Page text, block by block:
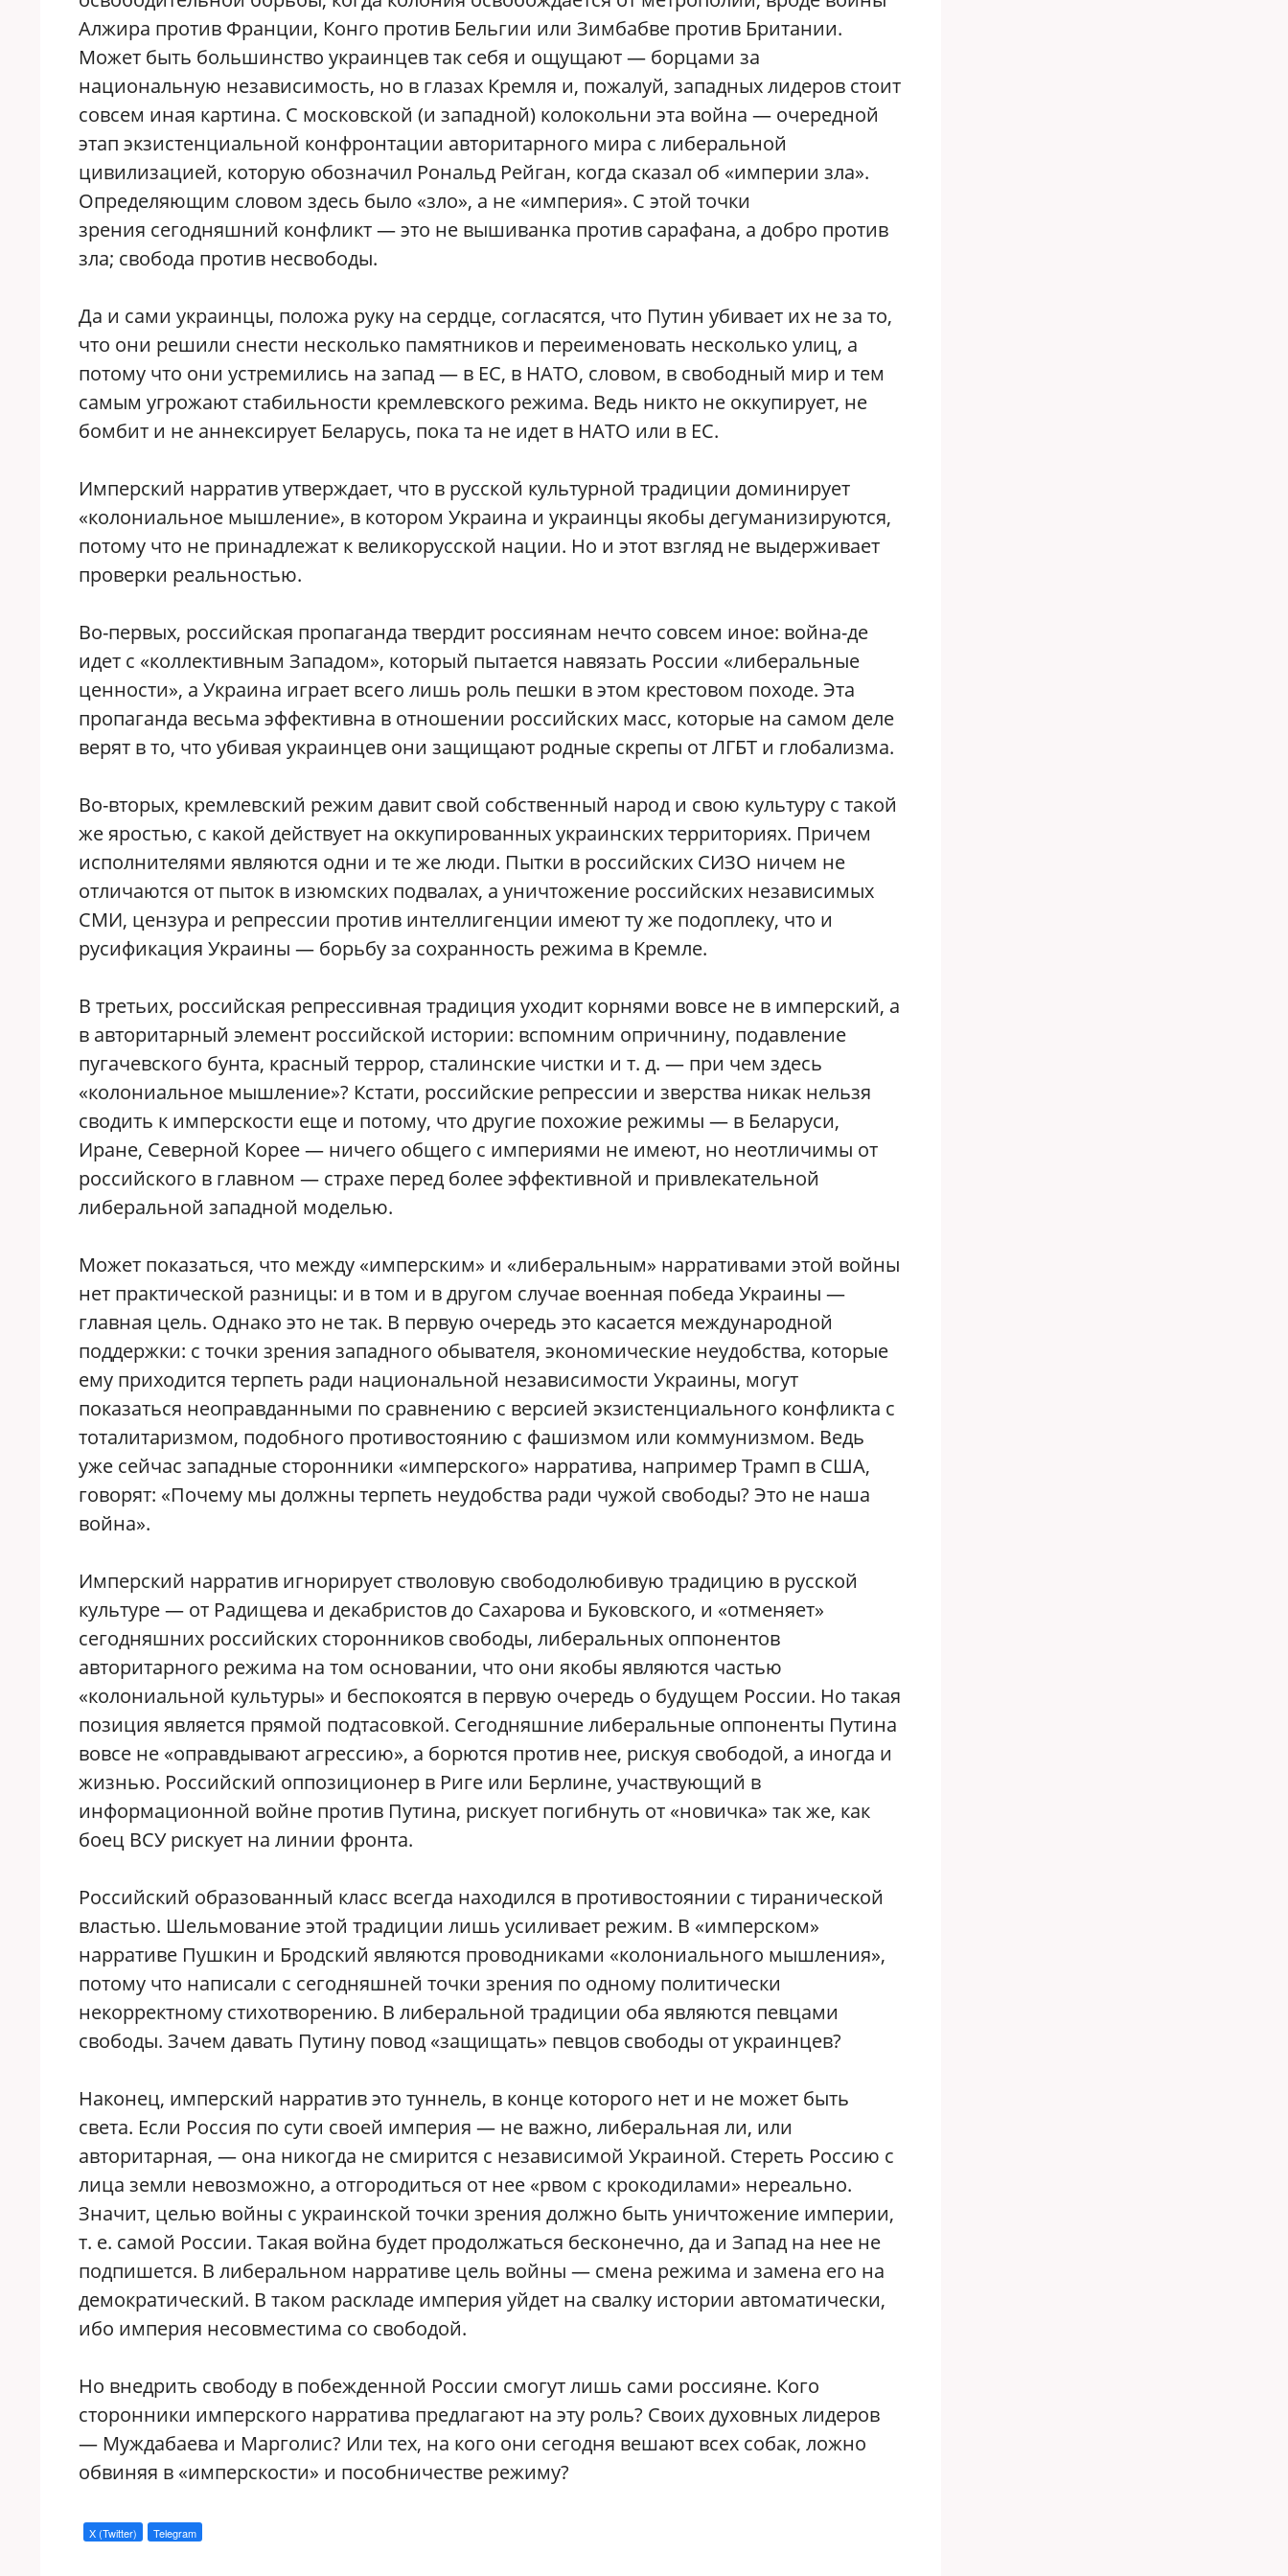
Алжира против Франции, Конго против Бельгии или Зимбабве против Британии.
Может быть большинство украинцев так себя и ощущают — борцами за
национальную независимость, но в глазах Кремля и, пожалуй, западных лидеров стоит
совсем иная картина. С московской (и западной) колокольни эта война — очередной
этап экзистенциальной конфронтации авторитарного мира с либеральной
цивилизацией, которую обозначил Рональд Рейган, когда сказал об «империи зла».
Определяющим словом здесь было «зло», а не «империя». С этой точки
зрения сегодняшний конфликт — это не вышиванка против сарафана, а добро против
зла; свобода против несвободы.
Да и сами украинцы, положа руку на сердце, согласятся, что Путин убивает их не за то,
что они решили снести несколько памятников и переименовать несколько улиц, а
потому что они устремились на запад — в ЕС, в НАТО, словом, в свободный мир и тем
самым угрожают стабильности кремлевского режима. Ведь никто не оккупирует, не
бомбит и не аннексирует Беларусь, пока та не идет в НАТО или в ЕС.
Имперский нарратив утверждает, что в русской культурной традиции доминирует
«колониальное мышление», в котором Украина и украинцы якобы дегуманизируются,
потому что не принадлежат к великорусской нации. Но и этот взгляд не выдерживает
проверки реальностью.
Во-первых, российская пропаганда твердит россиянам нечто совсем иное: война-де
идет с «коллективным Западом», который пытается навязать России «либеральные
ценности», а Украина играет всего лишь роль пешки в этом крестовом походе. Эта
пропаганда весьма эффективна в отношении российских масс, которые на самом деле
верят в то, что убивая украинцев они защищают родные скрепы от ЛГБТ и глобализма.
Во-вторых, кремлевский режим давит свой собственный народ и свою культуру с такой
же яростью, с какой действует на оккупированных украинских территориях. Причем
исполнителями являются одни и те же люди. Пытки в российских СИЗО ничем не
отличаются от пыток в изюмских подвалах, а уничтожение российских независимых
СМИ, цензура и репрессии против интеллигенции имеют ту же подоплеку, что и
русификация Украины — борьбу за сохранность режима в Кремле.
В третьих, российская репрессивная традиция уходит корнями вовсе не в имперский, а
в авторитарный элемент российской истории: вспомним опричнину, подавление
пугачевского бунта, красный террор, сталинские чистки и т. д. — при чем здесь
«колониальное мышление»? Кстати, российские репрессии и зверства никак нельзя
сводить к имперскости еще и потому, что другие похожие режимы — в Беларуси,
Иране, Северной Корее — ничего общего с империями не имеют, но неотличимы от
российского в главном — страхе перед более эффективной и привлекательной
либеральной западной моделью.
Может показаться, что между «имперским» и «либеральным» нарративами этой войны
нет практической разницы: и в том и в другом случае военная победа Украины —
главная цель. Однако это не так. В первую очередь это касается международной
поддержки: с точки зрения западного обывателя, экономические неудобства, которые
ему приходится терпеть ради национальной независимости Украины, могут
показаться неоправданными по сравнению с версией экзистенциального конфликта с
тоталитаризмом, подобного противостоянию с фашизмом или коммунизмом. Ведь
уже сейчас западные сторонники «имперского» нарратива, например Трамп в США,
говорят: «Почему мы должны терпеть неудобства ради чужой свободы? Это не наша
война».
Имперский нарратив игнорирует стволовую свободолюбивую традицию в русской
культуре — от Радищева и декабристов до Сахарова и Буковского, и «отменяет»
сегодняшних российских сторонников свободы, либеральных оппонентов
авторитарного режима на том основании, что они якобы являются частью
«колониальной культуры» и беспокоятся в первую очередь о будущем России. Но такая
позиция является прямой подтасовкой. Сегодняшние либеральные оппоненты Путина
вовсе не «оправдывают агрессию», а борются против нее, рискуя свободой, а иногда и
жизнью. Российский оппозиционер в Риге или Берлине, участвующий в
информационной войне против Путина, рискует погибнуть от «новичка» так же, как
боец ВСУ рискует на линии фронта.
Российский образованный класс всегда находился в противостоянии с тиранической
властью. Шельмование этой традиции лишь усиливает режим. В «имперском»
нарративе Пушкин и Бродский являются проводниками «колониального мышления»,
потому что написали с сегодняшней точки зрения по одному политически
некорректному стихотворению. В либеральной традиции оба являются певцами
свободы. Зачем давать Путину повод «защищать» певцов свободы от украинцев?
Наконец, имперский нарратив это туннель, в конце которого нет и не может быть
света. Если Россия по сути своей империя — не важно, либеральная ли, или
авторитарная, — она никогда не смирится с независимой Украиной. Стереть Россию с
лица земли невозможно, а отгородиться от нее «рвом с крокодилами» нереально.
Значит, целью войны с украинской точки зрения должно быть уничтожение империи,
т. е. самой России. Такая война будет продолжаться бесконечно, да и Запад на нее не
подпишется. В либеральном нарративе цель войны — смена режима и замена его на
демократический. В таком раскладе империя уйдет на свалку истории автоматически,
ибо империя несовместима со свободой.
Но внедрить свободу в побежденной России смогут лишь сами россияне. Кого
сторонники имперского нарратива предлагают на эту роль? Своих духовных лидеров
— Муждабаева и Марголис? Или тех, на кого они сегодня вешают всех собак, ложно
обвиняя в «имперскости» и пособничестве режиму?
X (Twitter) Telegram